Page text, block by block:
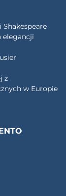
Shakespeare
elegancji
z
w Europie